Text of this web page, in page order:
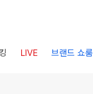
LIVE 브랜드 쇼룸